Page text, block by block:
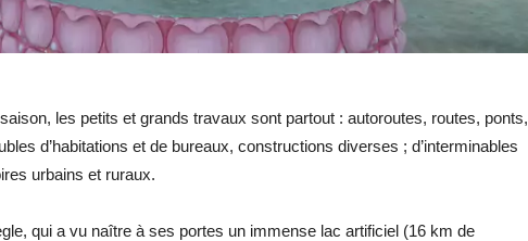
les petits et grands travaux sont partout : autoroutes, routes, ponts,
d’habitations et de bureaux, constructions diverses ; d’interminables
urbains et ruraux.
qui a vu naître à ses portes un immense lac artificiel (16 km de